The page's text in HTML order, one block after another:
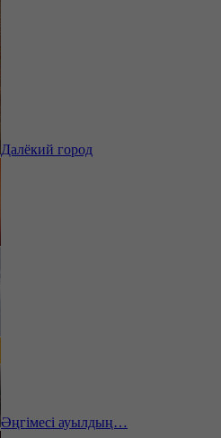
Далёкий город
Әңгімесі ауылдың…